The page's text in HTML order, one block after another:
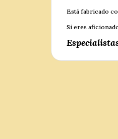
Está fabricado
Si eres